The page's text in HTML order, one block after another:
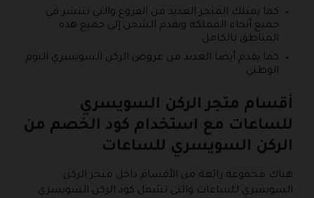
كما يمتلك المتجر العديد من الفروع والتي تنتشر في
جميع أنحاء المملكة ويقدم الشحن إلى جميع هذه
المناطق بالكامل.
كما يقدم أيضا العديد من عروض الركن السويسري اليوم
الوطني.
أقسام متجر الركن السويسري
للساعات مع استخدام كود الخصم من
الركن السويسري للساعات
هناك مجموعة رائعة من الأقسام داخل متجر الركن
السويسري للساعات والتي تشمل كود الركن السويسري